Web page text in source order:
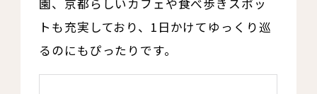
園、京都らしいカフェや食べ歩きスポッ
トも充実しており、1日かけてゆっくり巡
るのにもぴったりです。